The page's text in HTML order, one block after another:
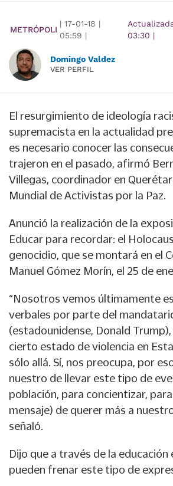
METRÓPOLI
| 17-01-18 |
05:59 |
03:30 |
Domingo Valdez
VER PERFIL
El resurgimiento de ideología
supremacista en la actualidad
es necesario conocer las
trajeron en el pasado, afirmó
Villegas, coordinador en
Mundial de Activistas por la Paz.
Anunció la realización de la
Educar para recordar: el
genocidio, que se montará en el
Manuel Gómez Morín, el 25 de
“Nosotros vemos últimamente
verbales por parte del
(estadounidense, Donald
cierto estado de violencia en
sólo allá. Sí, nos preocupa, por
nuestro de llevar este tipo de
población, para concientizar,
mensaje) de querer más a
señaló.
Dijo que a través de la educación
pueden frenar este tipo de